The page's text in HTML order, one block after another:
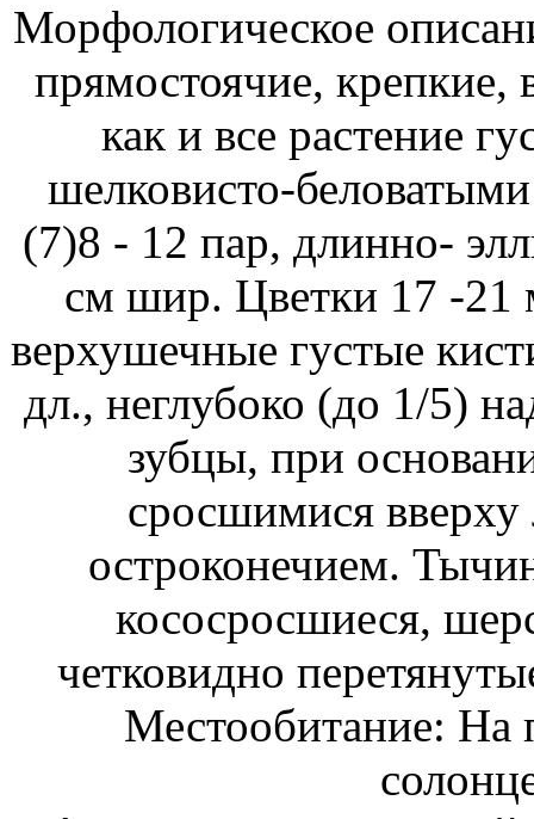
Морфологическое
прямостоячие, крепкие,
как и все растение
шелковисто-
(7)8 - 12 пар, длинно-
см шир. Цветки 17 -21
верхушечные густые
дл., неглубоко (до 1/5)
зубцы, при
сросшимися
остроконечием.
кососросшиеся,
четковидно
Местообитание: На